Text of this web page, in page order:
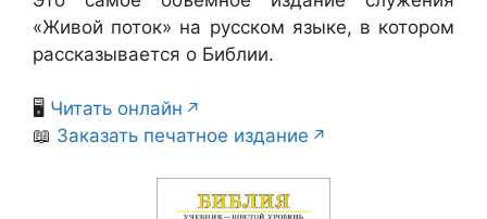
«Живой поток» на русском языке, в котором
рассказывается о Библии.
🖥️ Читать онлайн
📖 Заказать печатное издание